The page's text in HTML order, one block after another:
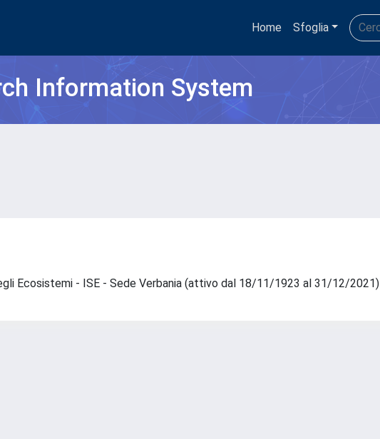
Home Sfoglia
Information System
Ecosistemi - ISE - Sede Verbania (attivo dal 18/11/1923 al 31/12/2021)